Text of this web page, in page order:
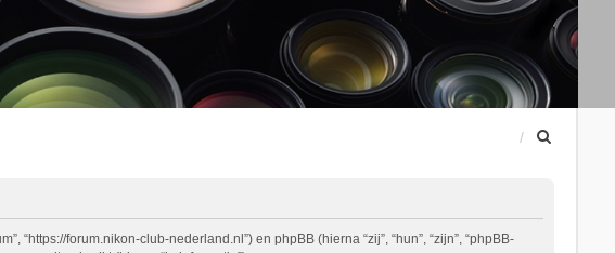
“https://forum.nikon-club-nederland.nl”) en phpBB (hierna “zij”, “hun”, “zijn”, “phpBB-